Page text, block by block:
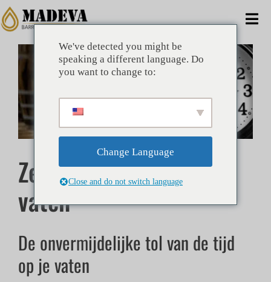
Doorgaan
naar
artikel
HUIS
ALTERNATIEVEN
RECLAME
BEDRIJF
VOORDELEN
TECHNISCH
NIEUWS
afbeelding
weergeven
Zet de klok terug op je
vaten
De onvermijdelijke tol van de tijd
op je vaten
We've detected you might be
speaking a different language. Do
you want to change to:
Change Language
Close and do not switch language